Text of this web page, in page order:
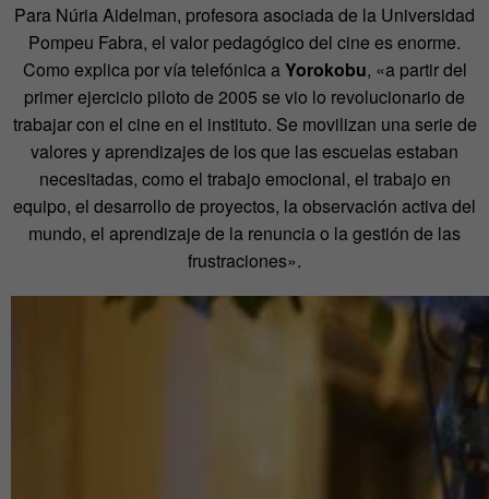
Para Núria Aidelman, profesora asociada de la Universidad
Pompeu Fabra, el valor pedagógico del cine es enorme.
Como explica por vía telefónica aYorokobu, «a partir del
primer ejercicio piloto de 2005 se vio lo revolucionario de
trabajar con el cine en el instituto. Se movilizan una serie de
valores y aprendizajes de los que las escuelas estaban
necesitadas, como el trabajo emocional, el trabajo en
equipo, el desarrollo de proyectos, la observación activa del
mundo, el aprendizaje de la renuncia o la gestión de las
frustraciones».